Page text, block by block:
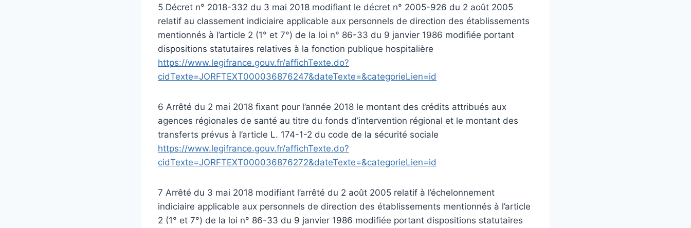
5 Décret n° 2018-332 du 3 mai 2018 modifiant le décret n° 2005-926 du 2 août 2005
relatif au classement indiciaire applicable aux personnels de direction des établissements
mentionnés à l’article 2 (1° et 7°) de la loi n° 86-33 du 9 janvier 1986 modifiée portant
dispositions statutaires relatives à la fonction publique hospitalière
https://www.legifrance.gouv.fr/affichTexte.do?
cidTexte=JORFTEXT000036876247&dateTexte=&categorieLien=id
6 Arrêté du 2 mai 2018 fixant pour l’année 2018 le montant des crédits attribués aux
agences régionales de santé au titre du fonds d’intervention régional et le montant des
transferts prévus à l’article L. 174-1-2 du code de la sécurité sociale
https://www.legifrance.gouv.fr/affichTexte.do?
cidTexte=JORFTEXT000036876272&dateTexte=&categorieLien=id
7 Arrêté du 3 mai 2018 modifiant l’arrêté du 2 août 2005 relatif à l’échelonnement
indiciaire applicable aux personnels de direction des établissements mentionnés à l’article
2 (1° et 7°) de la loi n° 86-33 du 9 janvier 1986 modifiée portant dispositions statutaires